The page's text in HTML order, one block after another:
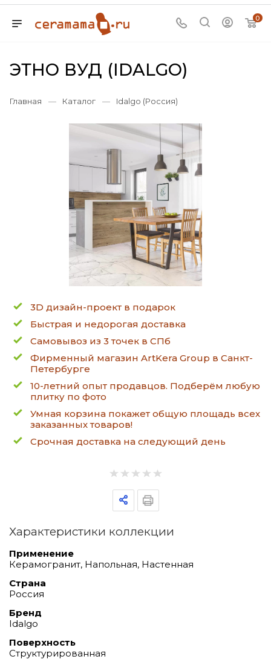
0
ЭТНО ВУД (IDALGO)
Главная — Каталог — Idalgo (Россия)
3D дизайн-проект в подарок
Быстрая и недорогая доставка
Самовывоз из 3 точек в СПб
Фирменный магазин ArtKera Group в Санкт-
Петербурге
10-летний опыт продавцов. Подберём любую
плитку по фото
Умная корзина покажет общую площадь всех
заказанных товаров!
Срочная доставка на следующий день
Характеристики коллекции
Применение
Керамогранит, Напольная, Настенная
Страна
Россия
Бренд
Idalgo
Поверхность
Структурированная